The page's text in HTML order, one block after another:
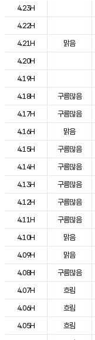
4.23H
4.22H
4.21H
맑음
4.20H
4.19H
4.18H
구름많음
4.17H
구름많음
4.16H
맑음
4.15H
구름많음
4.14H
구름많음
4.13H
구름많음
4.12H
구름많음
4.11H
구름많음
4.10H
맑음
4.09H
맑음
4.08H
구름많음
4.07H
흐림
4.06H
흐림
4.05H
흐림